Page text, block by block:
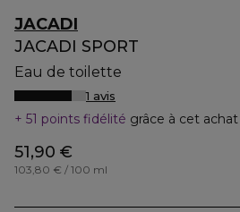
JACADI
JACADI SPORT
Eau de toilette
1 avis
51 points fidélité grâce à cet achat
51,90 €
103,80 € / 100 ml